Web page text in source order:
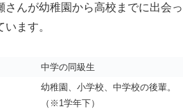
さんが幼稚園から高校までに出会っ
ます。
中学の同級生
幼稚園、小学校、中学校の後輩。
（※1学年下）